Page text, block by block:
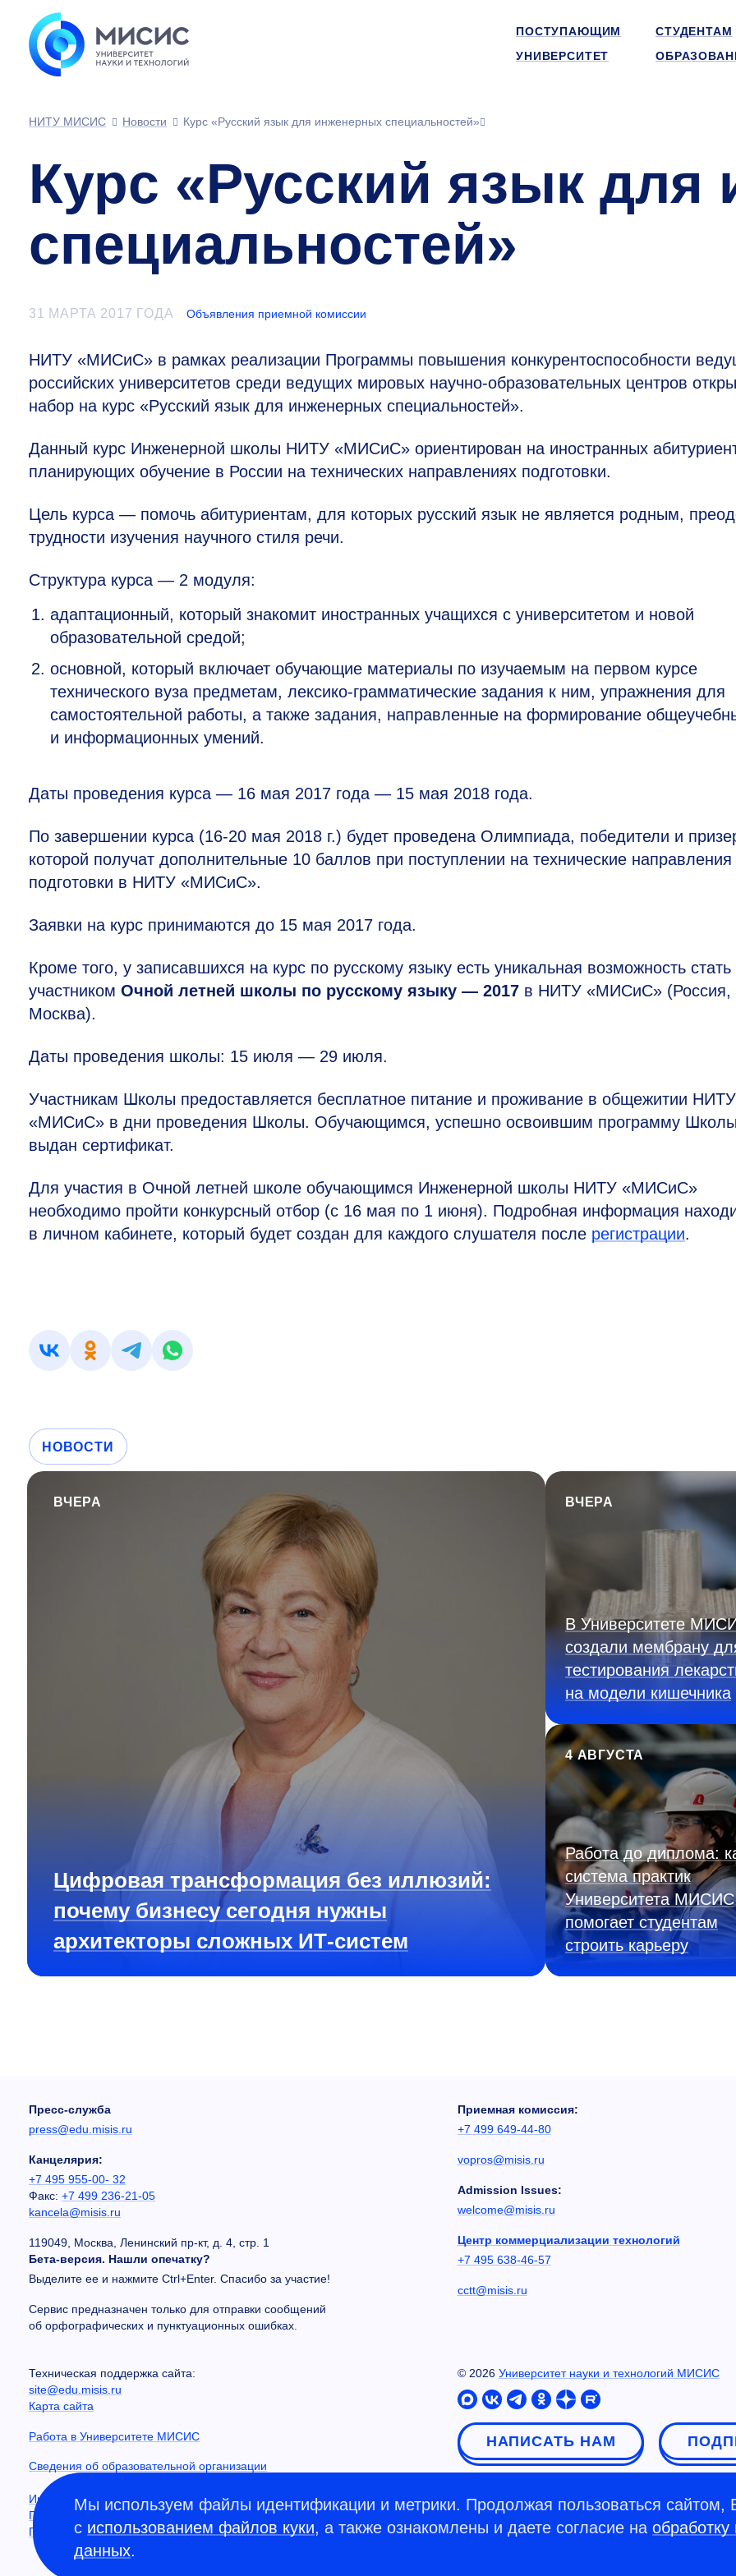
ПОСТУПАЮЩИМ
СТУДЕНТАМ
УНИВЕРСИТЕТ
НИТУ МИСИС Новости Курс «Русский язык для инженерных специальностей»
Курс «Русский язык
специальностей»
31 МАРТА 2017 ГОДА Объявления приемной комиссии
НИТУ «МИСиС» в рамках реализации Программы повышения конкурентоспособности
российских университетов среди ведущих мировых научно-образовательных центров
набор на курс «Русский язык для инженерных специальностей».
Данный курс Инженерной школы НИТУ «МИСиС» ориентирован на иностранных
планирующих обучение в России на технических направлениях подготовки.
Цель курса — помочь абитуриентам, для которых русский язык не является родным,
трудности изучения научного стиля речи.
Структура курса — 2 модуля:
адаптационный, который знакомит иностранных учащихся с университетом и новой
образовательной средой;
основной, который включает обучающие материалы по изучаемым на первом курсе
технического вуза предметам, лексико-грамматические задания к ним, упражнения для
самостоятельной работы, а также задания, направленные на формирование
и информационных умений.
Даты проведения курса — 16 мая 2017 года — 15 мая 2018 года.
По завершении курса (16-20 мая 2018 г.) будет проведена Олимпиада, победители и
которой получат дополнительные 10 баллов при поступлении на технические направления
подготовки в НИТУ «МИСиС».
Заявки на курс принимаются до 15 мая 2017 года.
Кроме того, у записавшихся на курс по русскому языку есть уникальная возможность стать
участником Очной летней школы по русскому языку — 2017 в НИТУ «МИСиС» (Россия,
Москва).
Даты проведения школы: 15 июля — 29 июля.
Участникам Школы предоставляется бесплатное питание и проживание в общежитии НИТУ
«МИСиС» в дни проведения Школы. Обучающимся, успешно освоившим программу
выдан сертификат.
Для участия в Очной летней школе обучающимся Инженерной школы НИТУ «МИСиС»
необходимо пройти конкурсный отбор (с 16 мая по 1 июня). Подробная информация
в личном кабинете, который будет создан для каждого слушателя после регистрации.
НОВОСТИ
ВЧЕРА
Цифровая трансформация без иллюзий:
почему бизнесу сегодня нужны
архитекторы сложных ИТ-систем
ВЧЕРА
В Университете
создали мембрану
тестирования
на модели кишечника
4 АВГУСТА
Работа до диплома:
система практик
Университета МИСИС
помогает студентам
строить карьеру
Пресс-служба
press@edu.misis.ru
Канцелярия:
+7 495 955-00- 32
Факс: +7 499 236-21-05
kancela@misis.ru
119049, Москва, Ленинский пр-кт, д. 4, стр. 1
Бета-версия. Нашли опечатку?
Выделите ее и нажмите Ctrl+Enter. Спасибо за участие!
Сервис предназначен только для отправки сообщений
об орфографических и пунктуационных ошибках.
Приемная комиссия:
+7 499 649-44-80
vopros@misis.ru
Admission Issues:
welcome@misis.ru
Центр коммерциализации технологий
+7 495 638-46-57
cctt@misis.ru
Техническая поддержка сайта:
site@edu.misis.ru
Карта сайта
Работа в Университете МИСИС
Сведения об образовательной организации
Информация о закупках
Противодействие коррупции
Политика конфиденциальности
© 2026 Университет науки и технологий МИСИС
НАПИСАТЬ НАМ
Мы используем файлы идентификации и метрики. Продолжая пользоваться сайтом,
с использованием файлов куки, а также ознакомлены и даете согласие на
данных.